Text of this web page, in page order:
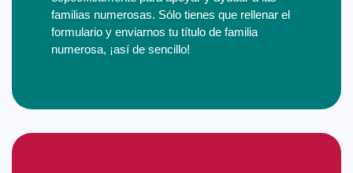
familias numerosas. Sólo tienes que rellenar el
formulario y enviarnos tu título de familia
numerosa, ¡así de sencillo!